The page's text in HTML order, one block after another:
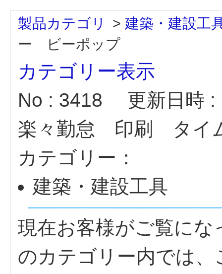
製品カテゴリ > 建築・建設工
ー ビーポップ
カテゴリー表示
No : 3418
更新日時
楽々勤怠 印刷 タイ
カテゴリー：
建築・建設工具
現在お客様がご覧にな
のカテゴリー内では